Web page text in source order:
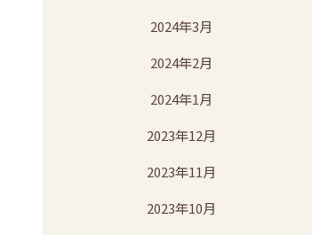
2024年3月
2024年2月
2024年1月
2023年12月
2023年11月
2023年10月